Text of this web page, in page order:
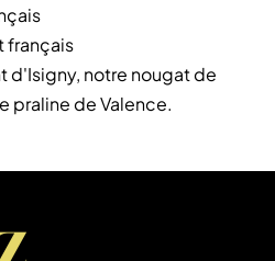
français
d'Isigny, notre nougat de
praline de Valence.